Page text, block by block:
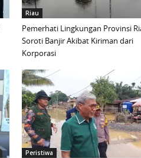
Riau
Pemerhati Lingkungan Provinsi
Soroti Banjir Akibat Kiriman dari
Korporasi
Peristiwa